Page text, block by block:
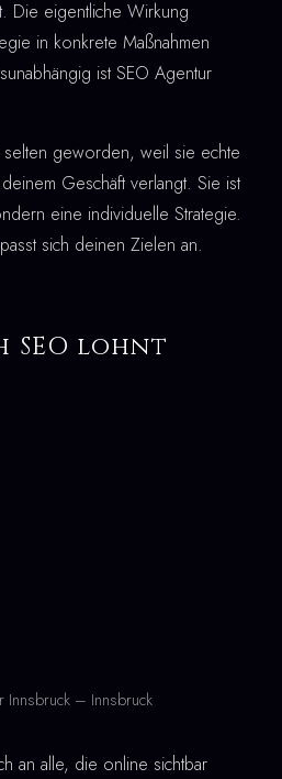
Die eigentliche Wirkung
in konkrete Maßnahmen
ist SEO Agentur
geworden, weil sie echte
Geschäft verlangt. Sie ist
eine individuelle Strategie.
sich deinen Zielen an.
SEO lohnt
Innsbruck – Innsbruck
an alle, die online sichtbar